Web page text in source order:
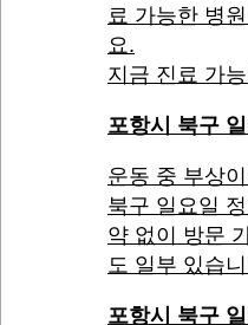
료 가능한 병
요.
지금 진료 가
포항시 북구
운동 중 부상
북구 일요일
약 없이 방문
도 일부 있습
포항시 북구